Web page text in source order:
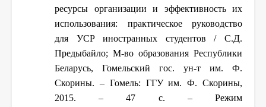
ресурсы организации и эффективность их
использования: практическое руководство
для УСР иностранных студентов / С.Д.
Предыбайло; М-во образования Республики
Беларусь, Гомельский гос. ун-т им. Ф.
Скорины. – Гомель: ГГУ им. Ф. Скорины,
2015. – 47 с. – Режим